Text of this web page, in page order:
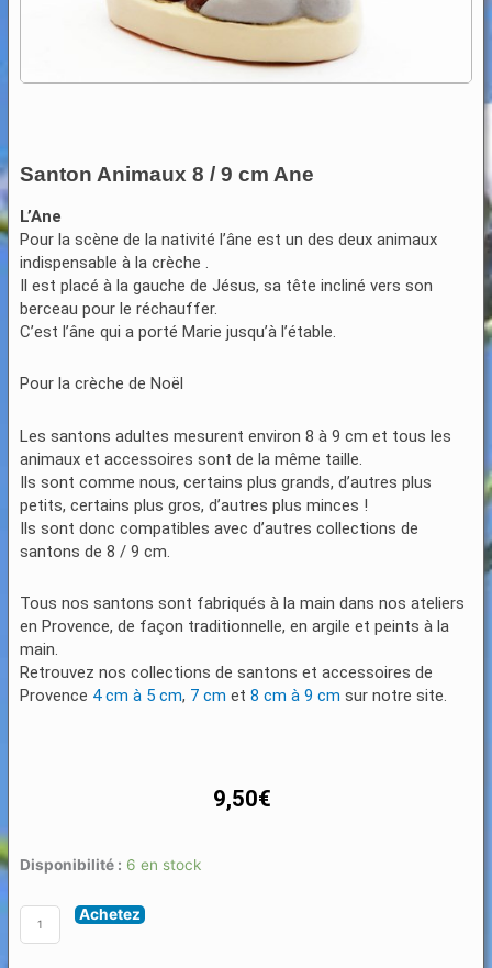
Santon Animaux 8 / 9 cm Ane
L’Ane
Pour la scène de la nativité l’âne est un des deux animaux
indispensable à la crèche .
Il est placé à la gauche de Jésus, sa tête incliné vers son
berceau pour le réchauffer.
C’est l’âne qui a porté Marie jusqu’à l’étable.
Pour la crèche de Noël
Les santons adultes mesurent environ 8 à 9 cm et tous les
animaux et accessoires sont de la même taille.
Ils sont comme nous, certains plus grands, d’autres plus
petits, certains plus gros, d’autres plus minces !
Ils sont donc compatibles avec d’autres collections de
santons de 8 / 9 cm.
Tous nos santons sont fabriqués à la main dans nos ateliers
en Provence, de façon traditionnelle, en argile et peints à la
main.
Retrouvez nos collections de santons et accessoires de
Provence 4 cm à 5 cm, 7 cm et8 cm à 9 cm sur notre site.
9,50€
Disponibilité : 6 en stock
quantité
Santon
Animaux
Achetez